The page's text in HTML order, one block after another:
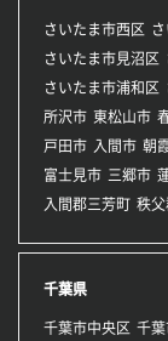
さいたま市西区
さいたま市見沼区
さいたま市浦和区
所沢市 東松山市
戸田市 入間市 朝
富士見市 三郷市
入間郡三芳町 秩父
千葉県
千葉市中央区 千葉